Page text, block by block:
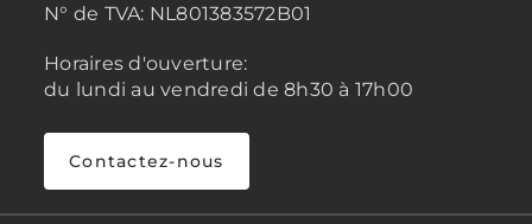
N° de TVA: NL801383572B01
Horaires d'ouverture:
du lundi au vendredi de 8h30 à 17h00
Contactez-nous